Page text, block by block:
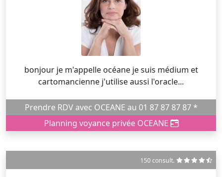
bonjour je m'appelle océane je suis médium et
cartomancienne j'utilise aussi l'oracle...
Prendre RDV avec OCEANE au 01 87 87 87 87 *
Planning voyance privée OCEANE
150 consult.